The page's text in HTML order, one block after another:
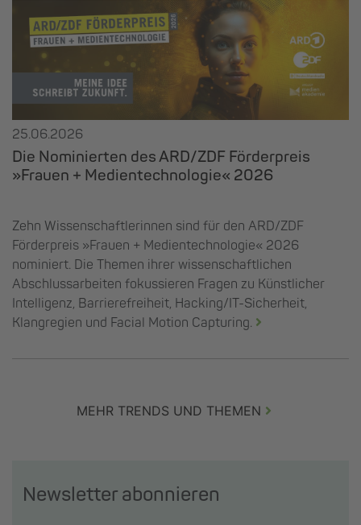
25.06.2026
Die Nominierten des ARD/ZDF Förderpreis
»Frauen + Medientechnologie« 2026
Zehn Wissenschaftlerinnen sind für den ARD/ZDF
Förderpreis »Frauen + Medientechnologie« 2026
nominiert. Die Themen ihrer wissenschaftlichen
Abschlussarbeiten fokussieren Fragen zu Künstlicher
Intelligenz, Barrierefreiheit, Hacking/IT-Sicherheit,
Klangregien und Facial Motion Capturing.
MEHR TRENDS UND THEMEN
Newsletter abonnieren